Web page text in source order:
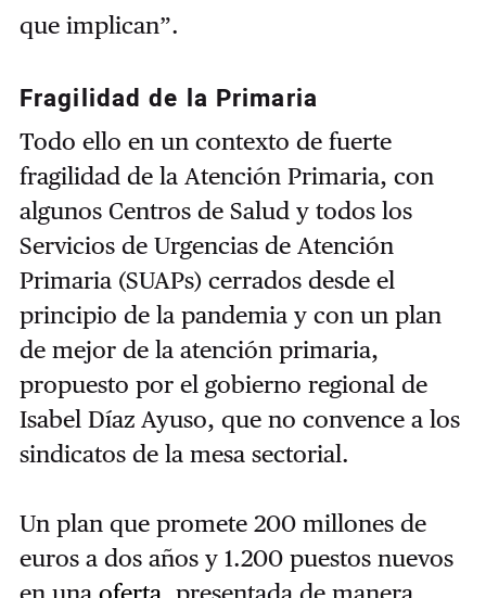
que implican”.
Fragilidad de la Primaria
Todo ello en un contexto de fuerte
fragilidad de la Atención Primaria, con
algunos Centros de Salud y todos los
Servicios de Urgencias de Atención
Primaria (SUAPs) cerrados desde el
principio de la pandemia y con un plan
de mejor de la atención primaria,
propuesto por el gobierno regional de
Isabel Díaz Ayuso, que no convence a los
sindicatos de la mesa sectorial.
Un plan que promete 200 millones de
euros a dos años y 1.200 puestos nuevos